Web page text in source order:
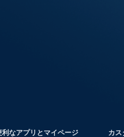
利なアプリとマイページ カス